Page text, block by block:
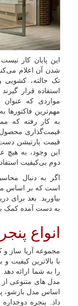
این پایان کار
شدن آن اعلام
تک حالته، کشویی
استفاده قرار
مواردی که عنوان
مهم‌ترین فاکتورها
به کار رفته که
قیمت‌گذاری
قیمت پارتیشن
این وجود، به هیچ
دوم بی‌کیفیت
اگر به دنبال
است که بر اساس
بیاورید. بعد برای
به دست آمده کمک
انواع
مجموعه آریا ساز و
با بالاترین
را به شما ارائه
مدل های متنوعی
اساس مدل بازشو،
داد. پنجره